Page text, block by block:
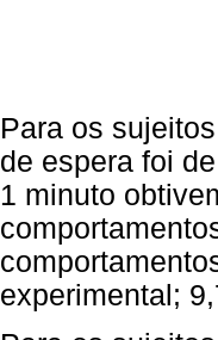
Para os
de espera foi
1 minuto
experimental;